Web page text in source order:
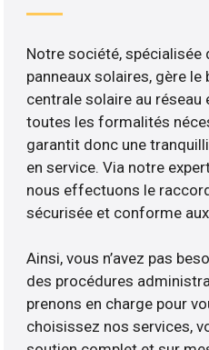
Notre société, spécialisée
panneaux solaires, gère
centrale solaire au réseau
toutes les formalités
garantit donc une
en service. Via notre
nous effectuons le
sécurisée et conforme
Ainsi, vous n’avez pas
des procédures
prenons en charge pour
choisissez nos services,